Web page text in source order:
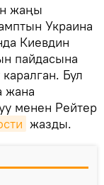
жаңы
Украина
Киевдин
пайдасына
Бул
жана
менен Рейтер
жазды.